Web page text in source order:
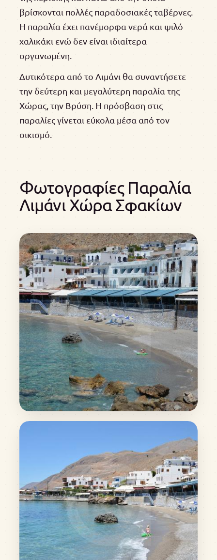
βρίσκονται πολλές παραδοσιακές ταβέρνες.
Η παραλία έχει πανέμορφα νερά και ψιλό
χαλικάκι ενώ δεν είναι ιδιαίτερα
οργανωμένη.
Δυτικότερα από το Λιμάνι θα συναντήσετε
την δεύτερη και μεγαλύτερη παραλία της
Χώρας, την Βρύση. Η πρόσβαση στις
παραλίες γίνεται εύκολα μέσα από τον
οικισμό.
Φωτογραφίες Παραλία
Λιμάνι Χώρα Σφακίων